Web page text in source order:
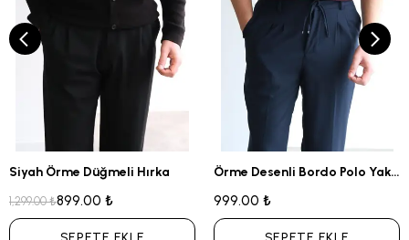
Siyah Örme Düğmeli Hırka
1,299.00 ₺899.00 ₺
Örme Desenli Bordo Polo Yaka Triko Tshirt
999.00 ₺